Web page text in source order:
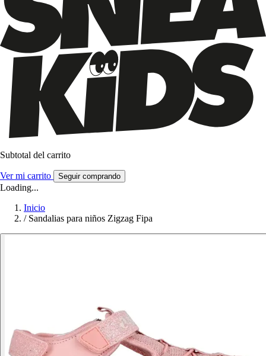
Subtotal del carrito
Ver mi carrito Seguir comprando
Loading...
Inicio
/ Sandalias para niños Zigzag Fipa